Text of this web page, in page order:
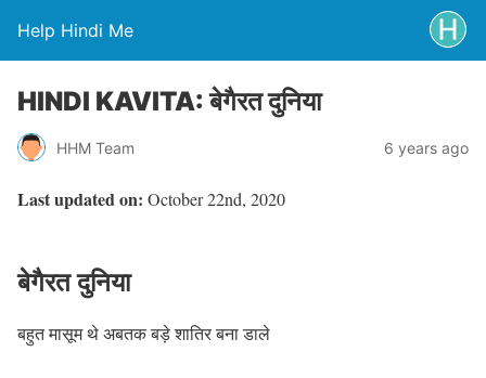
Help Hindi Me
HINDI KAVITA: बेगैरत दुनिया
HHM Team 6 years ago
Last updated on: October 22nd, 2020
बेगैरत दुनिया
बहुत मासूम थे अबतक बड़े शातिर बना डाले